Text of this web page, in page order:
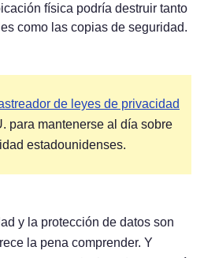
física podría destruir tanto
como las copias de seguridad.
de leyes de privacidad
para mantenerse al día sobre
estadounidenses.
y la protección de datos son
la pena comprender. Y